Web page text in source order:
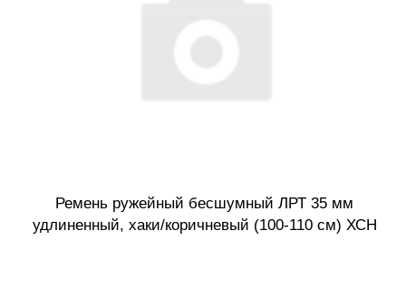
Ремень ружейный бесшумный ЛРТ 35 мм
удлиненный, хаки/коричневый (100-110 см) ХСН